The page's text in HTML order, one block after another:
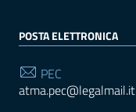
POSTA ELETTRONICA
PEC
atma.pec@legalmail.it